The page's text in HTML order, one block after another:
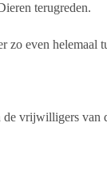
terugreden.
zo even helemaal
de vrijwilligers van